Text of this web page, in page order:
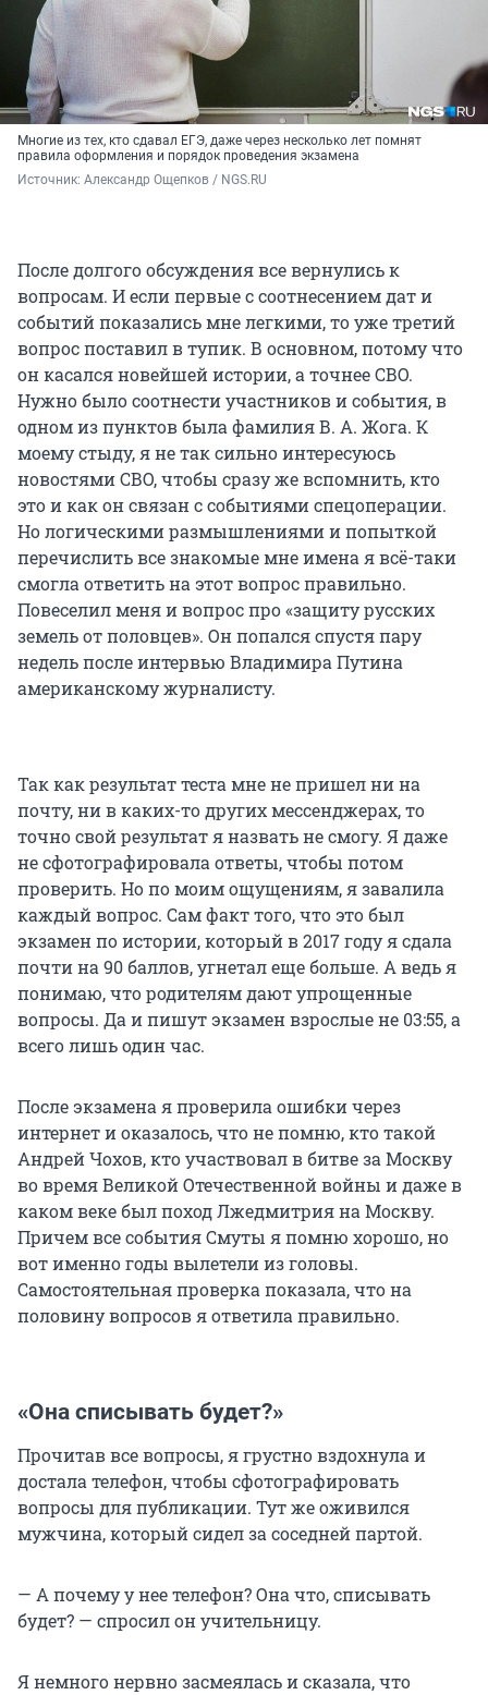
Многие из тех, кто сдавал ЕГЭ, даже через несколько лет помнят
правила оформления и порядок проведения экзамена
Источник: Александр Ощепков / NGS.RU
После долгого обсуждения все вернулись к
вопросам. И если первые с соотнесением дат и
событий показались мне легкими, то уже третий
вопрос поставил в тупик. В основном, потому что
он касался новейшей истории, а точнее СВО.
Нужно было соотнести участников и события, в
одном из пунктов была фамилия В. А. Жога. К
моему стыду, я не так сильно интересуюсь
новостями СВО, чтобы сразу же вспомнить, кто
это и как он связан с событиями спецоперации.
Но логическими размышлениями и попыткой
перечислить все знакомые мне имена я всё-таки
смогла ответить на этот вопрос правильно.
Повеселил меня и вопрос про «защиту русских
земель от половцев». Он попался спустя пару
недель после интервью Владимира Путина
американскому журналисту.
Так как результат теста мне не пришел ни на
почту, ни в каких-то других мессенджерах, то
точно свой результат я назвать не смогу. Я даже
не сфотографировала ответы, чтобы потом
проверить. Но по моим ощущениям, я завалила
каждый вопрос. Сам факт того, что это был
экзамен по истории, который в 2017 году я сдала
почти на 90 баллов, угнетал еще больше. А ведь я
понимаю, что родителям дают упрощенные
вопросы. Да и пишут экзамен взрослые не 03:55, а
всего лишь один час.
После экзамена я проверила ошибки через
интернет и оказалось, что не помню, кто такой
Андрей Чохов, кто участвовал в битве за Москву
во время Великой Отечественной войны и даже в
каком веке был поход Лжедмитрия на Москву.
Причем все события Смуты я помню хорошо, но
вот именно годы вылетели из головы.
Самостоятельная проверка показала, что на
половину вопросов я ответила правильно.
«Она списывать будет?»
Прочитав все вопросы, я грустно вздохнула и
достала телефон, чтобы сфотографировать
вопросы для публикации. Тут же оживился
мужчина, который сидел за соседней партой.
— А почему у нее телефон? Она что, списывать
будет? — спросил он учительницу.
Я немного нервно засмеялась и сказала, что